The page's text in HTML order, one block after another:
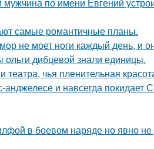
самые романтичные планы.
не моет ноги каждый день, и
дибцевой знали единицы.
чья пленительная
и навсегда покидает
в боевом наряде но явно